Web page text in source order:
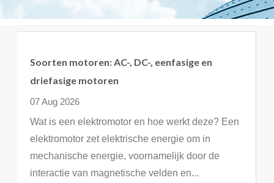
Soorten motoren: AC-, DC-, eenfasige en
driefasige motoren
07 Aug 2026
Wat is een elektromotor en hoe werkt deze? Een
elektromotor zet elektrische energie om in
mechanische energie, voornamelijk door de
interactie van magnetische velden en...